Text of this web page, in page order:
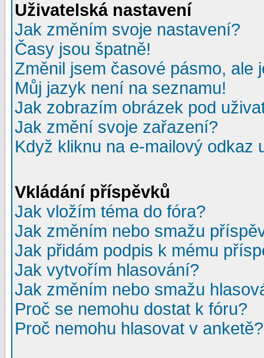
Uživatelská nastavení
Jak změním svoje nastavení?
Časy jsou špatně!
Změnil jsem časové pásmo, ale
Můj jazyk není na seznamu!
Jak zobrazím obrázek pod
Jak změní svoje zařazení?
Když kliknu na e-mailový odkaz
Vkládání příspěvků
Jak vložím téma do fóra?
Jak změním nebo smažu
Jak přidám podpis k mému
Jak vytvořím hlasování?
Jak změním nebo smažu
Proč se nemohu dostat k fóru?
Proč nemohu hlasovat v anketě?